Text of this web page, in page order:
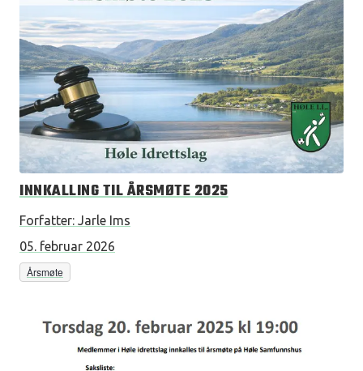
INNKALLING TIL ÅRSMØTE 2025
Forfatter: Jarle Ims
05. februar 2026
Årsmøte